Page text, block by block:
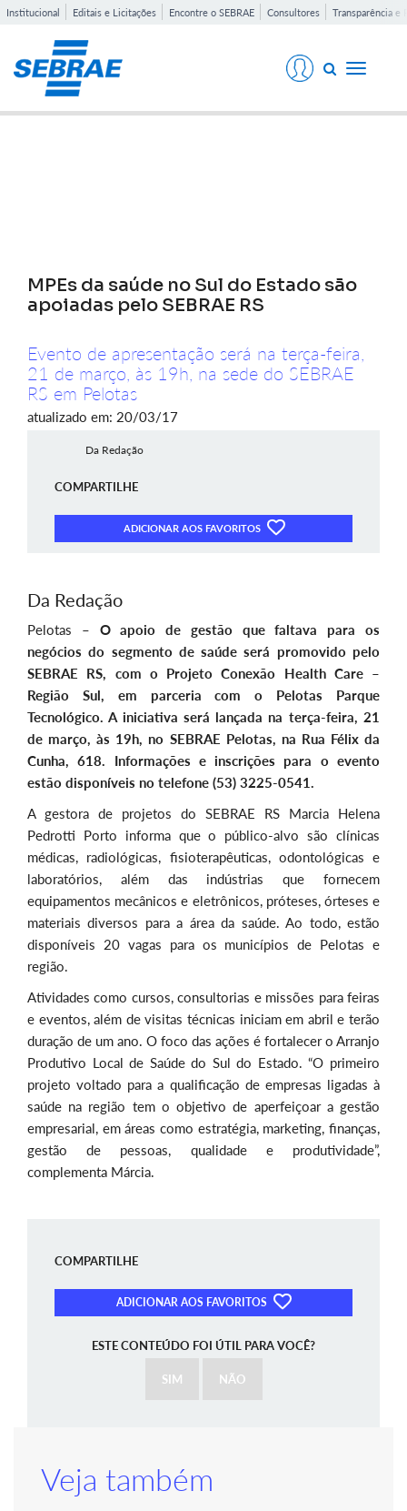
Institucional Editais e Licitações Encontre o SEBRAE Consultores Transparência e
Toggle
MPEs da saúde no Sul do Estado são
apoiadas pelo SEBRAE RS
Evento de apresentação será na terça-feira,
21 de março, às 19h, na sede do SEBRAE
RS em Pelotas
atualizado em: 20/03/17
Da Redação
COMPARTILHE
ADICIONAR AOS FAVORITOS
Da Redação
Pelotas – O apoio de gestão que faltava para os
negócios do segmento de saúde será promovido pelo
SEBRAE RS, com o Projeto Conexão Health Care –
Região Sul, em parceria com o Pelotas Parque
Tecnológico. A iniciativa será lançada na terça-feira, 21
de março, às 19h, no SEBRAE Pelotas, na Rua Félix da
Cunha, 618. Informações e inscrições para o evento
estão disponíveis no telefone (53) 3225-0541.
A gestora de projetos do SEBRAE RS Marcia Helena
Pedrotti Porto informa que o público-alvo são clínicas
médicas, radiológicas, fisioterapêuticas, odontológicas e
laboratórios, além das indústrias que fornecem
equipamentos mecânicos e eletrônicos, próteses, órteses e
materiais diversos para a área da saúde. Ao todo, estão
disponíveis 20 vagas para os municípios de Pelotas e
região.
Atividades como cursos, consultorias e missões para feiras
e eventos, além de visitas técnicas iniciam em abril e terão
duração de um ano. O foco das ações é fortalecer o Arranjo
Produtivo Local de Saúde do Sul do Estado. “O primeiro
projeto voltado para a qualificação de empresas ligadas à
saúde na região tem o objetivo de aperfeiçoar a gestão
empresarial, em áreas como estratégia, marketing, finanças,
gestão de pessoas, qualidade e produtividade”,
complementa Márcia.
COMPARTILHE
ADICIONAR AOS FAVORITOS
ESTE CONTEÚDO FOI ÚTIL PARA VOCÊ?
SIM NÃO
Veja também